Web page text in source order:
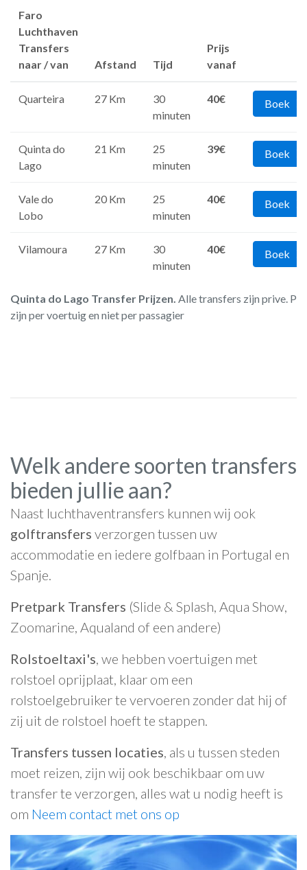
Quinta do Lago Transfer Prijzen. Alle transfers zijn prive.
zijn per voertuig en niet per passagier
Faro
Luchthaven
Transfers
naar / van
Afstand Tijd
Prijs
vanaf
Quarteira 27 Km
30
minuten
40€ Boek
Quinta do
Lago
21 Km
25
minuten
39€ Boek
Vale do
Lobo
20 Km
25
minuten
40€ Boek
Vilamoura 27 Km
30
minuten
40€ Boek
Welk andere soorten transfers
bieden jullie aan?
Naast luchthaventransfers kunnen wij ook
golftransfers verzorgen tussen uw
accommodatie en iedere golfbaan in Portugal en
Spanje.
Pretpark Transfers (Slide & Splash, Aqua Show,
Zoomarine, Aqualand of een andere)
Rolstoeltaxi's, we hebben voertuigen met
rolstoel oprijplaat, klaar om een
rolstoelgebruiker te vervoeren zonder dat hij of
zij uit de rolstoel hoeft te stappen.
Transfers tussen locaties, als u tussen steden
moet reizen, zijn wij ook beschikbaar om uw
transfer te verzorgen, alles wat u nodig heeft is
om Neem contact met ons op